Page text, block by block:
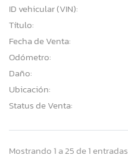
ID vehicular (VIN):
Título:
Fecha de Venta:
Odómetro:
Daño:
Ubicación:
Status de Venta:
Mostrando 1 a 25 de 1 entradas